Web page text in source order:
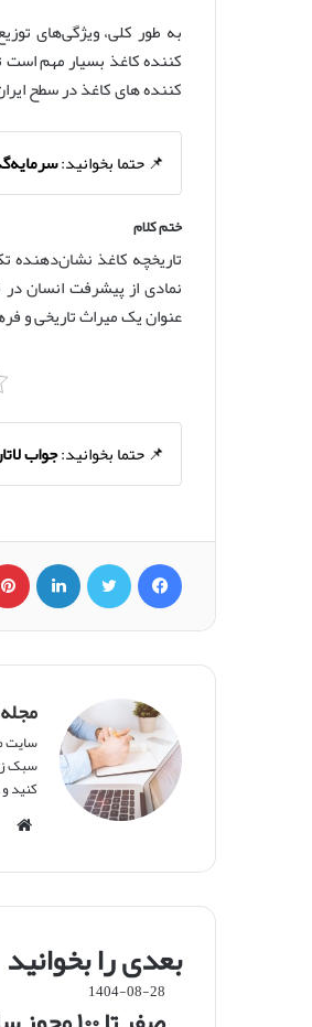
به طور کلی، ویژگی‌های
کننده کاغذ بسیار مهم است
کننده های کاغذ در سطح
📌 حتما بخوانید:
ختم کلام
تاریخچه کاغذ نشان‌دهنده
نمادی از پیشرفت انسان
عنوان یک میراث تاریخی و
📌 حتما بخوانید:جواب لاتاری 2025 کی میاد؟ |
سایت
سبک
کنید
س
ا
ت
بعدی را بخوانید
1404-08-28